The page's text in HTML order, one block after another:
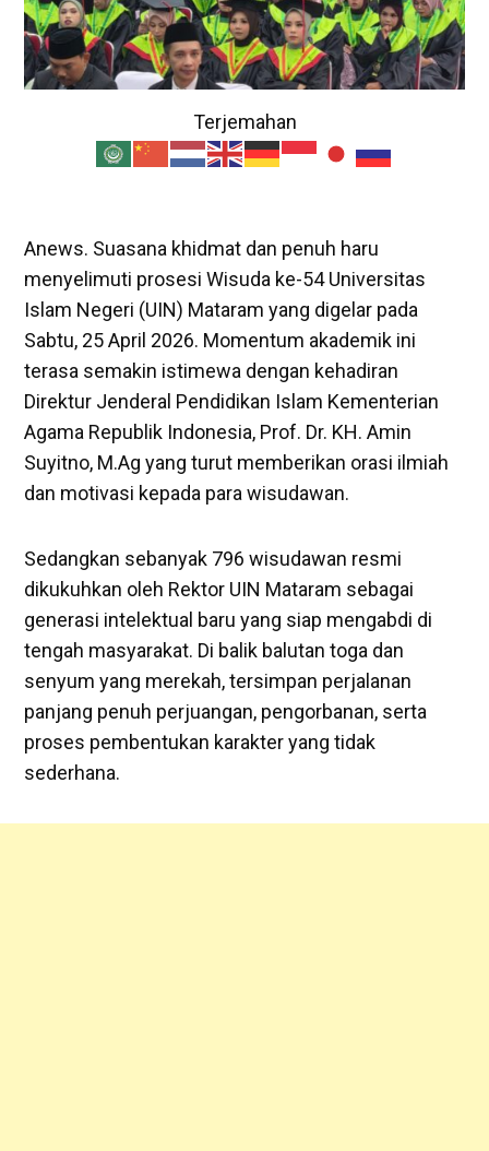
Terjemahan
Anews. Suasana khidmat dan penuh haru
menyelimuti prosesi Wisuda ke-54 Universitas
Islam Negeri (UIN) Mataram yang digelar pada
Sabtu, 25 April 2026. Momentum akademik ini
terasa semakin istimewa dengan kehadiran
Direktur Jenderal Pendidikan Islam Kementerian
Agama Republik Indonesia, Prof. Dr. KH. Amin
Suyitno, M.Ag yang turut memberikan orasi ilmiah
dan motivasi kepada para wisudawan.
Sedangkan sebanyak 796 wisudawan resmi
dikukuhkan oleh Rektor UIN Mataram sebagai
generasi intelektual baru yang siap mengabdi di
tengah masyarakat. Di balik balutan toga dan
senyum yang merekah, tersimpan perjalanan
panjang penuh perjuangan, pengorbanan, serta
proses pembentukan karakter yang tidak
sederhana.